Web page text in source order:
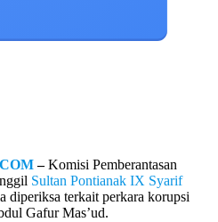
–Komisi Pemberantasan
Sultan Pontianak IX Syarif
diperiksa terkait perkara korupsi
Gafur Mas’ud.